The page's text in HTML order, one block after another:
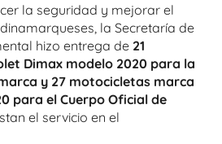
la seguridad y mejorar el
la Secretaría de
hizo entrega de 21
Dimax modelo 2020 para la
y 27 motocicletas marca
para el Cuerpo Oficial de
el servicio en el